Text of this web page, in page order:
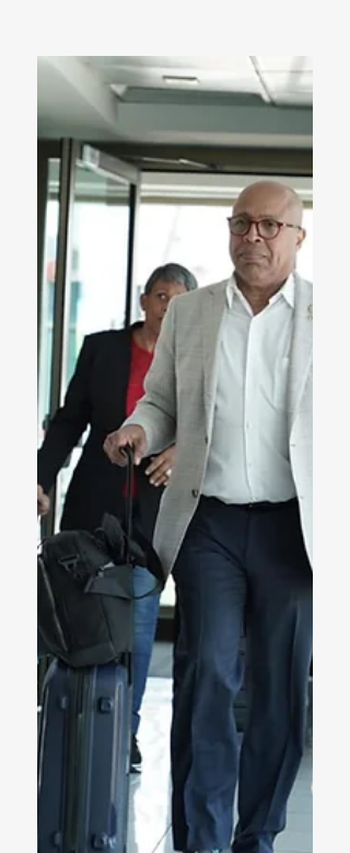
Diputados, Alfredo
Pacheco, junto...
proyecto de ley
del Presupuesto